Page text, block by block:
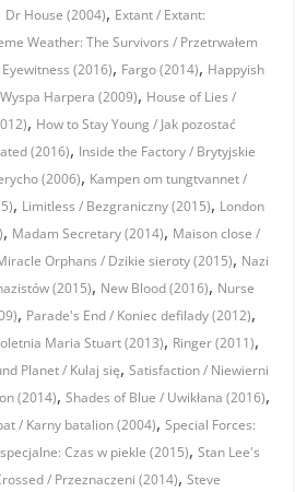
Dr House (2004), Extant / Extant:
Weather: The Survivors / Przetrwałem
Eyewitness (2016), Fargo (2014), Happyish
Harpera (2009), House of Lies /
, How to Stay Young / Jak pozostać
(2016), Inside the Factory / Brytyjskie
(2006), Kampen om tungtvannet /
, Limitless / Bezgraniczny (2015), London
, Madam Secretary (2014), Maison close /
Orphans / Dzikie sieroty (2015), Nazi
(2015), New Blood (2016), Nurse
, Parade's End / Koniec defilady (2012),
Maria Stuart (2013), Ringer (2011),
Planet / Kulaj się,Satisfaction / Niewierni
(2014),Shades of Blue / Uwikłana (2016),
/ Karny batalion (2004),Special Forces:
Czas w piekle (2015),Stan Lee's
/ Przeznaczeni (2014),Steve